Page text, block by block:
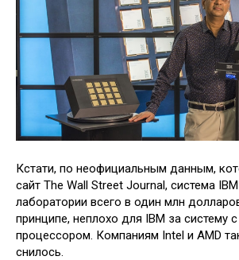
Кстати, по неофициальным данным,
сайт The Wall Street Journal, система
лаборатории всего в один млн
принципе, неплохо для IBM за систему
процессором. Компаниям Intel и AMD
снилось.